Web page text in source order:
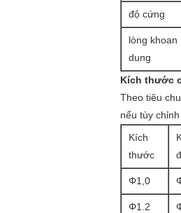
độ cứng
lòng khoan
dung
Kích thước
Theo tiêu
nếu tùy
Kích
thước
Φ1,0
Φ1.2